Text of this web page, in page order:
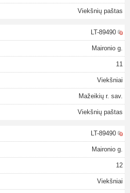
Viekšnių paštas
LT-89490
Maironio g.
11
Viekšniai
Mažeikių r. sav.
Viekšnių paštas
LT-89490
Maironio g.
12
Viekšniai